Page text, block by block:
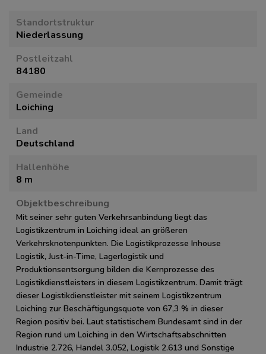
Standortstruktur
Niederlassung
Postleitzahl
84180
Gemeinde
Loiching
Land
Deutschland
Hallenhöhe
8 m
Objektbeschreibung
Mit seiner sehr guten Verkehrsanbindung liegt das
Logistikzentrum in Loiching ideal an größeren
Verkehrsknotenpunkten. Die Logistikprozesse Inhouse
Logistik, Just-in-Time, Lagerlogistik und
Produktionsentsorgung bilden die Kernprozesse des
Logistikdienstleisters in diesem Logistikzentrum. Damit trägt
dieser Logistikdienstleister mit seinem Logistikzentrum
Loiching zur Beschäftigungsquote von 67,3 % in dieser
Region positiv bei. Laut statistischem Bundesamt sind in der
Region rund um Loiching in den Wirtschaftsabschnitten
Industrie 2.726, Handel 3.052, Logistik 2.613 und Sonstige